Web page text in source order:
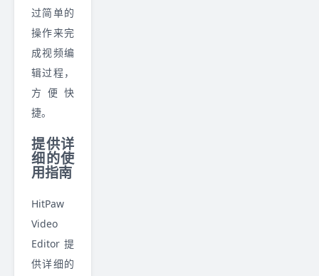
过简单的
操作来完
成视频编
辑过程，
方便快
捷。
提供详
细的使
用指南
HitPaw
Video
Editor 提
供详细的